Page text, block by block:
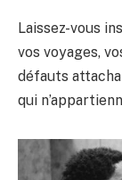
Laissez-vous
vos voyages,
défauts
qui